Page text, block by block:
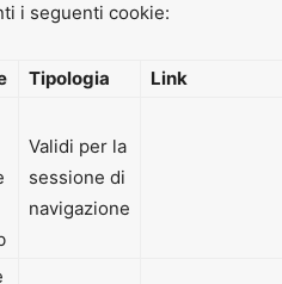
i seguenti cookie:
Tipologia Link
Validi per la
sessione di
navigazione